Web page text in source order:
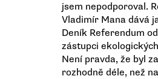
jsem nepodporoval.
Vladimír Mana dává
Deník Referendum
zástupci
Není pravda, že byl
rozhodně déle, než